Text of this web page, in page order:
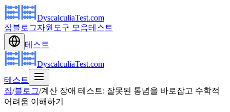
DyscalculiaTest.com
집블로그자원 도구 모음테스트
테스트
DyscalculiaTest.com
테스트
집/블로그/계산 장애 테스트: 잘못된 통념을 바로잡고 수학적
어려움 이해하기